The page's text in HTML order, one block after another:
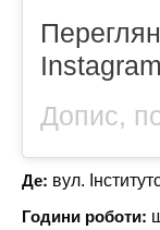
Instagram
Де: вул.
Години роботи: